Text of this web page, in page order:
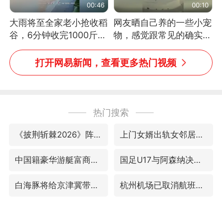
00:46
大雨将至全家老小抢收稻
谷，6分钟收完1000斤，
没有一个人掉链子
00:10
网友晒自己养的一些小宠
物，感觉跟常见的确实有
些不一样
打开网易新闻，查看更多热门视频
热门搜索
《披荆斩棘2026》阵容官宣 上门女婿出轨女邻居多年被判重婚罪
中国籍豪华游艇富商之子在泰国被杀 国足U17与阿森纳决赛取消 并列冠军
白海豚将给京津冀带来大暴雨 杭州机场已取消航班388架次